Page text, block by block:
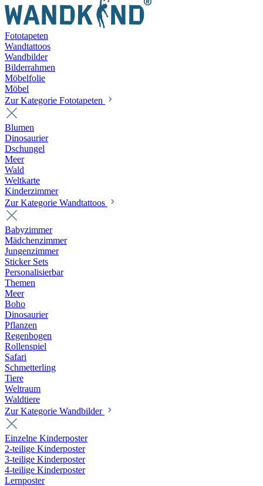
Fototapeten
Wandtattoos
Wandbilder
Bilderrahmen
Möbelfolie
Möbel
Zur Kategorie Fototapeten
Blumen
Dinosaurier
Dschungel
Meer
Wald
Weltkarte
Kinderzimmer
Zur Kategorie Wandtattoos
Babyzimmer
Mädchenzimmer
Jungenzimmer
Sticker Sets
Personalisierbar
Themen
Meer
Boho
Dinosaurier
Pflanzen
Regenbogen
Rollenspiel
Safari
Schmetterling
Tiere
Weltraum
Waldtiere
Zur Kategorie Wandbilder
Einzelne Kinderposter
2-teilige Kinderposter
3-teilige Kinderposter
4-teilige Kinderposter
Lernposter